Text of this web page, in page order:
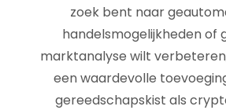
zoek bent naar
handelsmogelijkheden of
marktanalyse wilt
een waardevolle
gereedschapskist als